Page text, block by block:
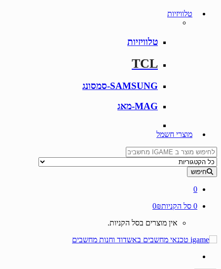
טלוויזיות
טלוויזיות
TCL
SAMSUNG-סמסונג
MAG-מאג
מוצרי חשמל
Search for:
חיפוש
0
0 סל הקניות0₪
אין מוצרים בסל הקניות.